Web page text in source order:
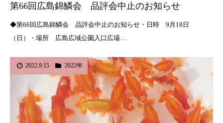
第66回広島錦鱗会 品評会中止のお知らせ
◆第66回広島錦鱗会 品評会中止のお知らせ・日時 9月18日
（日）・場所 広島広域公園入口広場…
2022.9.15 2022年